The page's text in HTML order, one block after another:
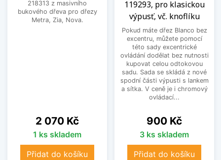
218313 z masivního
bukového dřeva pro dřezy
Metra, Zia, Nova.
Cena
2 070 Kč
1 ks skladem
Přidat do košíku
119293, pro klasickou
výpusť, vč. knoflíku
Pokud máte dřez Blanco bez
excentru, můžete pomocí
této sady excentrické
ovládání dodělat bez nutnosti
kupovat celou odtokovou
sadu. Sada se skládá z nové
spodní části výpusti s lankem
a sítka. V ceně je i chromový
ovládací...
Cena
900 Kč
3 ks skladem
Přidat do košíku